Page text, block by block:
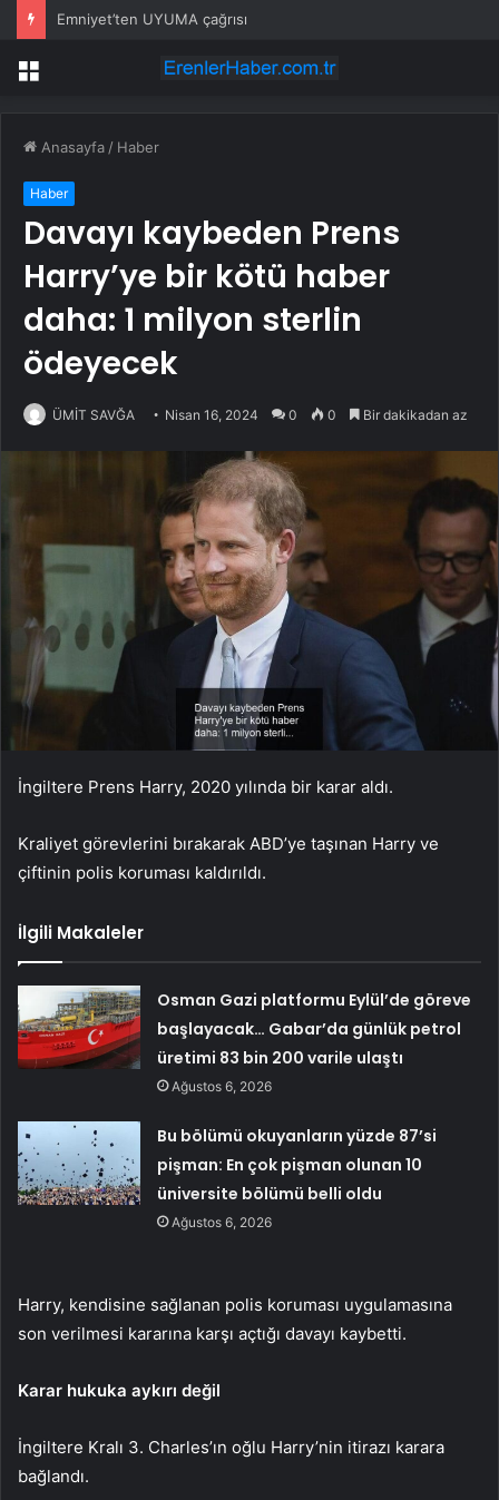
Emniyet’ten UYUMA çağrısı
Menü
Anasayfa / Haber
Haber
Davayı kaybeden Prens
Harry’ye bir kötü haber
daha: 1 milyon sterlin
ödeyecek
ÜMİT SAVĞA Nisan 16, 2024 0 0 Bir dakikadan az
İngiltere Prens Harry, 2020 yılında bir karar aldı.
Kraliyet görevlerini bırakarak ABD’ye taşınan Harry ve
çiftinin polis koruması kaldırıldı.
İlgili Makaleler
Osman Gazi platformu Eylül’de göreve
başlayacak… Gabar’da günlük petrol
üretimi 83 bin 200 varile ulaştı
Ağustos 6, 2026
Bu bölümü okuyanların yüzde 87’si
pişman: En çok pişman olunan 10
üniversite bölümü belli oldu
Ağustos 6, 2026
Harry, kendisine sağlanan polis koruması uygulamasına
son verilmesi kararına karşı açtığı davayı kaybetti.
Karar hukuka aykırı değil
İngiltere Kralı 3. Charles’ın oğlu Harry’nin itirazı karara
bağlandı.